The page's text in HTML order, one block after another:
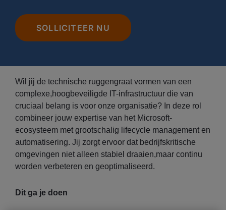
SOLLICITEER NU
Wil jij de technische ruggengraat vormen van een
complexe,hoogbeveiligde IT-infrastructuur die van
cruciaal belang is voor onze organisatie? In deze rol
combineer jouw expertise van het Microsoft-
ecosysteem met grootschalig lifecycle management en
automatisering. Jij zorgt ervoor dat bedrijfskritische
omgevingen niet alleen stabiel draaien,maar continu
worden verbeteren en geoptimaliseerd.
Dit ga je doen